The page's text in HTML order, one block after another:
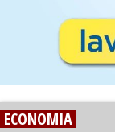
ECONOMIA